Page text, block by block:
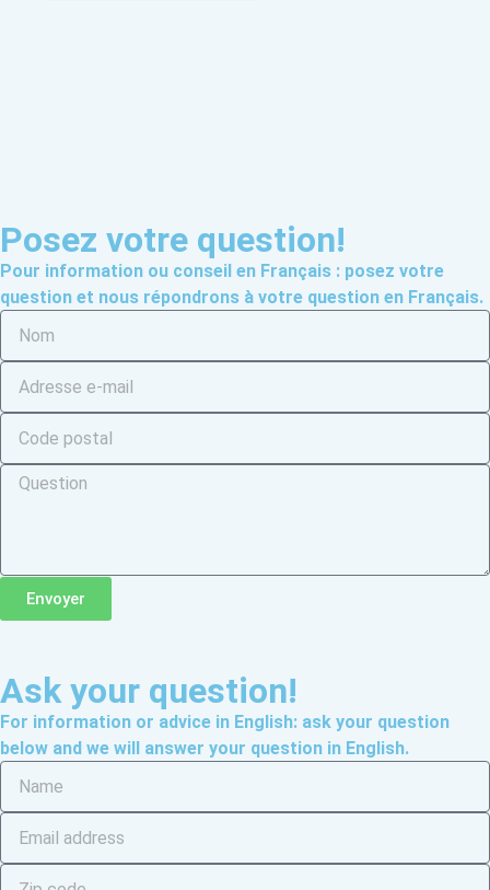
Posez votre question!
Pour information ou conseil en Français : posez votre
question et nous répondrons à votre question en Français.
Envoyer
Ask your question!
For information or advice in English: ask your question
below and we will answer your question in English.